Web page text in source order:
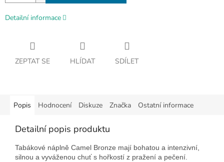
Detailní informace
ZEPTAT SE HLÍDAT SDÍLET
Popis Hodnocení Diskuze Značka Ostatní informace
Detailní popis produktu
Tabákové náplně Camel Bronze mají bohatou a intenzivní,
silnou a vyváženou chuť s hořkostí z pražení a pečení.